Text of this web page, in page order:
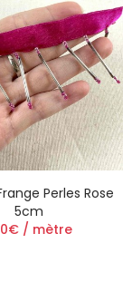
Perles Rose
5cm
/ mètre